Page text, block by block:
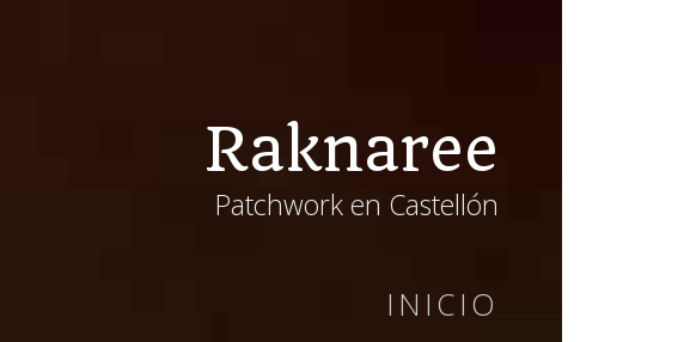
Raknaree
Patchwork en Castellón
INICIO